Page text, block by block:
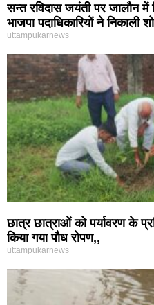
सन्त रविदास जयंती पर जालौन
भाजपा पदाधिकारियों ने निकाली
uttampukarnews
छात्र छात्राओं को पर्यावरण के
किया गया पौध रोपण,,
uttampukarnews